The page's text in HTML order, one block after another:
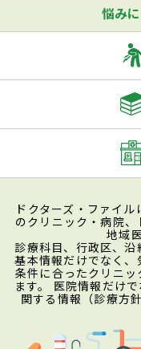
悩み
ドクターズ・ファイ
のクリニック・病院
地域
診療科目、行政区、
基本情報だけでなく
条件に合ったクリニ
ます。 医院情報だけ
関する情報（診療方